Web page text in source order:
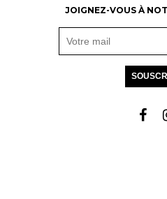
JOIGNEZ-VOUS À